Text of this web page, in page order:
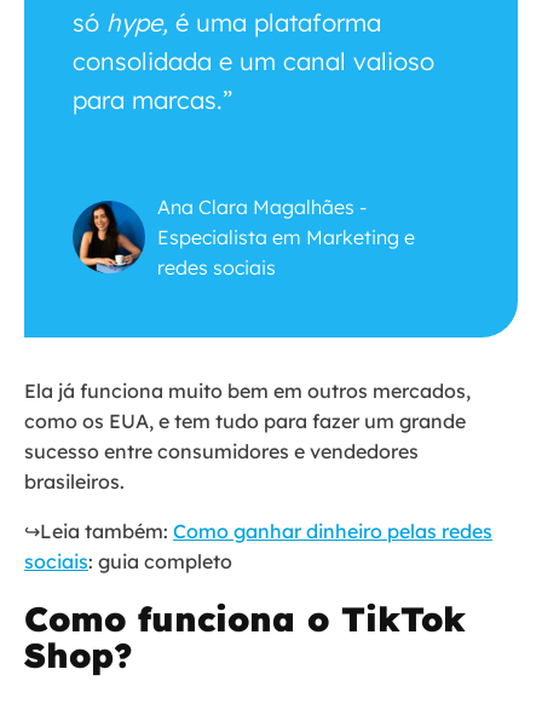
só hype, é uma plataforma
consolidada e um canal valioso
para marcas.”
Ana Clara Magalhães -
Especialista em Marketing e
redes sociais
Ela já funciona muito bem em outros mercados,
como os EUA, e tem tudo para fazer um grande
sucesso entre consumidores e vendedores
brasileiros.
↪️Leia também: Como ganhar dinheiro pelas redes
sociais: guia completo
Como funciona o TikTok
Shop?